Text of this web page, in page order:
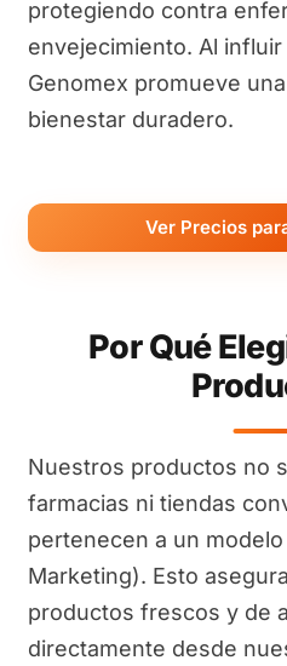
protegiendo contra
envejecimiento. Al
Genomex promueve
bienestar duradero.
Ver Precios
Por Qué
Nuestros productos no
farmacias ni tiendas
pertenecen a un
Marketing). Esto
productos frescos y de
directamente desde